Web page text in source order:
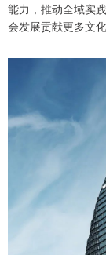
能力，推动全域实
会发展贡献更多文化